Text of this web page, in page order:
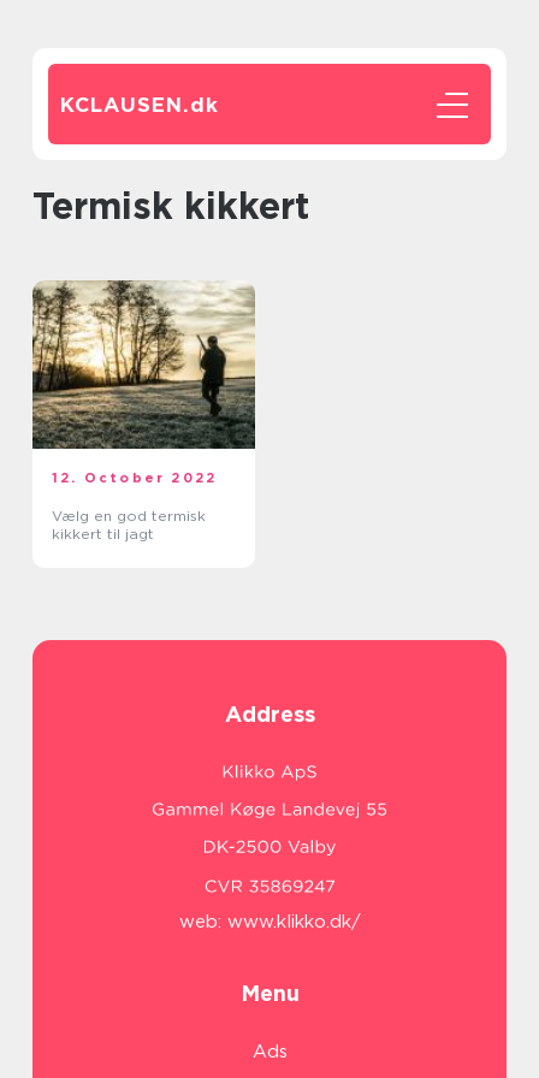
KCLAUSEN.dk
termisk kikkert
12. October 2022
Vælg en god termisk
kikkert til jagt
Address
web: www.klikko.dk/
Menu
Ads